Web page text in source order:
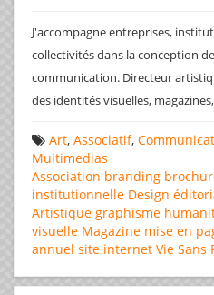
J'accompagne entreprises,
collectivités dans la conception
communication. Directeur
des identités visuelles,
Art, Associatif,
Multimedias
Association branding
institutionnelle Design
Artistique graphisme
visuelle Magazine mise en
annuel site internet Vie Sans